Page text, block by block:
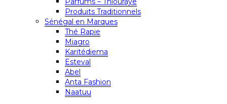
Produits Traditionnels
Sénégal en Marques
Thé Rapie
Miagro
Karitédiema
Esteval
Abel
Anta Fashion
Naatuu